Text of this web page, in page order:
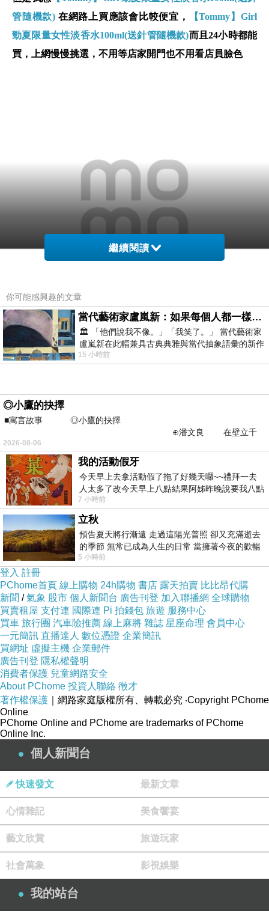
管隨機款) 在網路上買應該會比較便宜，
【Tommy】Girl
勁夏限量女性淡香水100ml(送針管隨機款)而且24小時都能
買，上網慢慢挑選，不用等店家開門也不用看店員臉色
商品網址
ail.jsp?
i_code=2058610&memid=6000000188&cid=a
商品訊息功能:
品號：2058610
Tommy 夏日限量版香氛
展現活潑奔放的夏季氣息
商品訊息描述:
Tommy 勁夏限量女性淡香水(100ml)
此款香氛有如一場舒服怡人的夏季派對,清新自然,展現活潑奔放的夏季
◆ 香調表 ◆
前味: 楊桃、水仙、甜瓜
中味: 茉莉花、梔子花
繼續閱讀
你可能感興趣的文章
當代藝術家盧嵐新：如果每個人都一樣，這世界該有多無聊？
🏛️ 「他們說我不像。」「我笑了。」 當代藝術家
盧嵐新在此幅兼具古典典雅與當代抽象語彙的新作
中，以沈靜的藍色空間為背景，描繪了
15 小時前
◎小鷹的抉擇
■寓言故事 ◎小鷹的抉擇
⊕潘文良 在壁立千
仞的懸崖上，有一座遮天蔽
2026-08-06
我的活動假牙
今天早上去拿活動假了拖了好幾天囉~~禮拜一去
人太多了改今天早上八點結果阿姊昨晚說要我八點
去西螺農會~回到莿桐都8點半多了
7 小時前
立秋
預告夏天將行漸遠 走過這陽光普照 卻又充滿逝去
的季節 無常已成為人生的日常 當擁著今夜的歡暢
舒心 轉眼驟成昨日 而明晨 太陽
5 小時前
登入 註冊
PChome首頁 線上購物 24h購物 書店 露天拍賣 比比昂代購
新聞 /氣象 股市 個人新聞台 廣告刊登 加入聯播網 全球購物
買賣租屋 支付連 國際連 Pi 拍錢包 旅遊 服務中心
買車 旅行團 汽車險推薦 線上麻將 雜誌 星座命理 會員中心
一元簡訊 直播達人 數位憑證 企業簡訊
買網址 虛擬主機 企業郵件
廣告刊登 隱私權聲明
消費者保護 兒童網路安全
About PChome 投資人聯絡 徵才
著作權保護 ｜網路家庭版權所有、轉載必究 ‧Copyright PChome
Online
PChome Online and PChome are trademarks of PChome
Online Inc.
個人新聞台
快速發文 最新文章
心情雜記 美食饗宴
藝文欣賞 旅遊玩家
社會萬象 影視娛樂
我的站台